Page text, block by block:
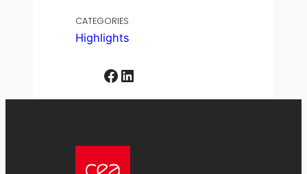
CATEGORIES
Highlights
Facebook LinkedIn